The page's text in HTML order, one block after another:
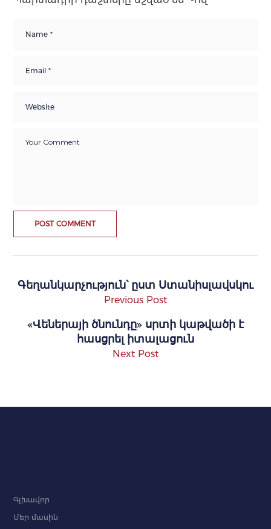
Գեղանկարչություն՝ ըստ Ստանիսլավսկու
Previous Post
«Վեներայի ծնունդը» սրտի կաթվածի է
հասցրել իտալացուն
Next Post
Գլխավոր
Մեր մասին